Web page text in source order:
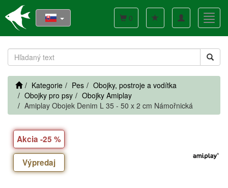
Toggle
navigation
0
Kategorie Pes
Obojky, postroje a vodítka
Obojky pro psy
Obojky Amiplay
Amiplay Obojek Denim L 35 - 50 x 2 cm Námořnická
Akcia -25 %
Výpredaj